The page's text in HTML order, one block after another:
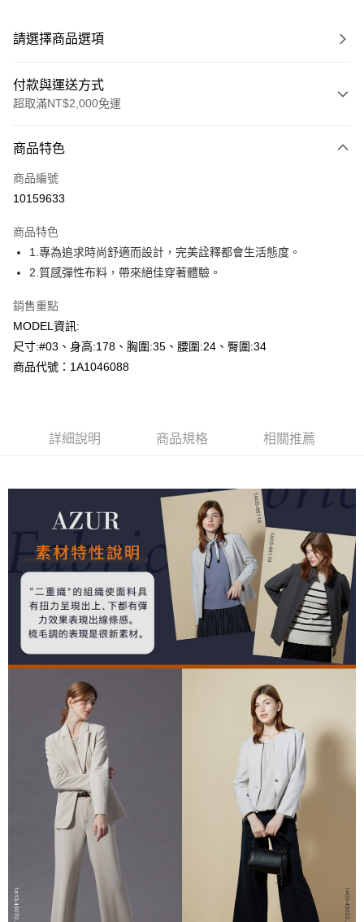
請選擇商品選項
付款與運送方式
超取滿NT$2,000免運
信用卡一次付款
超商取貨付款
Apple Pay
悠遊付
Google Pay
全盈+PAY
AFTEE先享後付
便利好安心！
【「AFTEE先享後付」結帳流程】
１．於結帳方式選擇「AFTEE先享後付」後，將跳轉至「AFTEE先享後付」
結帳頁面，進行簡訊認證並確認金額後，即可完成結帳。
２．訂單成立數日內，您將收到繳費通知簡訊。
３．收到繳費通知簡訊後14天內，點擊此簡訊中的連結，可透過四大超商／
ATM／網路銀行／等多元方式進行付款，方視為交易完成。
※ 請注意：結帳手續完成當下不需立刻繳費，但若您需要取消訂單，請聯絡
購買商品的店家。未經商家同意取消之訂單仍視為有效，需透過AFTEE先享
後付繳納相關費用。
※ 交易是否成功請以「AFTEE先享後付 」之結帳頁面顯示為準，若有關於
是否繳費成功／繳費後需取消欲退款等相關疑問，請聯繫「AFTEE先享後付
客戶支援中心」https://netprotections.freshdesk.com/support/home
【注意事項】
１．透過由恩沛科技股份有限公司提供之「AFTEE先享後付」服務完成之交
易，需依本服務之必要範圍內提供個人資料，並將交易相關給付款項請求債
權轉讓予恩沛科技股份有限公司。
２．關於個人資料處理事宜，請瀏覽以下網址：
https://aftee.tw/terms/#terms3
３．未成年的使用者請事先徵得法定代理人或監護人之同意方可使用
「AFTEE先享後付」，若未經同意申辦者引起之損失，本公司不負相關責
４．使用「AFTEE先享後付」時，將依據個別帳號之用戶狀況，依本公司即
時審查核予不同之上限額度；若仍有額度不足之情形，本公司將視審查結果
請求用戶進行身份認證。
５．嚴禁一人註冊多個帳號或使用他人資訊註冊。若發現惡意使用之情形，
恩沛科技股份有限公司將有權停止該用戶之使用額度並採取法律行動。
付款後全家取貨---滿2000元免運
每筆NT$60，滿NT$2,000(含以上)免運費
7-11--滿2000元免運
每筆NT$60，滿NT$2,000(含以上)免運費
付款後7-11取貨---滿2000元免運
每筆NT$60，滿NT$2,000(含以上)免運費
宅配-滿2000元免運
每筆NT$120，滿NT$2,000(含以上)免運費
商品特色
商品編號
10159633
商品特色
1.專為追求時尚舒適而設計，完美詮釋都會生活態度。
2.質感彈性布料，帶來絕佳穿著體驗。
銷售重點
MODEL資訊:
尺寸:#03、身高:178、胸圍:35、腰圍:24、臀圍:34
商品代號：1A1046088
詳細說明 商品規格 相關推薦